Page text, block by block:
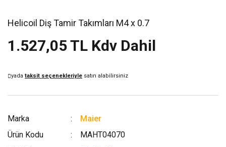
Helicoil Diş Tamir Takımları M4 x 0.7
1.527,05 TL Kdv Dahil
yada taksit seçenekleriyle satın alabilirsiniz
Marka
Maier
Ürün Kodu
MAHT04070